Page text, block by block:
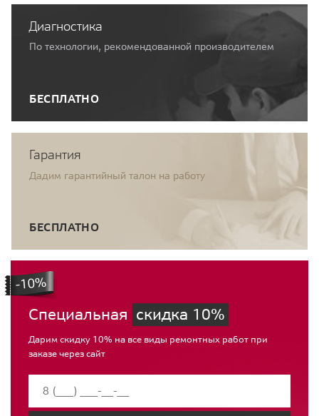
Диагностика
По технологии, рекомендованной производителем
БЕСПЛАТНО
Гарантия
Дадим гарантийный талон на работу
БЕСПЛАТНО
Специальная скидка 10%
Дарим скидку 10% на все виды ремонтных работ при
заказе через сайт